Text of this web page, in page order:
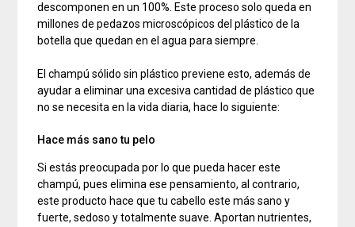
descomponen en un 100%. Este proceso solo queda en
millones de pedazos microscópicos del plástico de la
botella que quedan en el agua para siempre.
El champú sólido sin plástico previene esto, además de
ayudar a eliminar una excesiva cantidad de plástico que
no se necesita en la vida diaria, hace lo siguiente:
Hace más sano tu pelo
Si estás preocupada por lo que pueda hacer este
champú, pues elimina ese pensamiento, al contrario,
este producto hace que tu cabello este más sano y
fuerte, sedoso y totalmente suave. Aportan nutrientes,